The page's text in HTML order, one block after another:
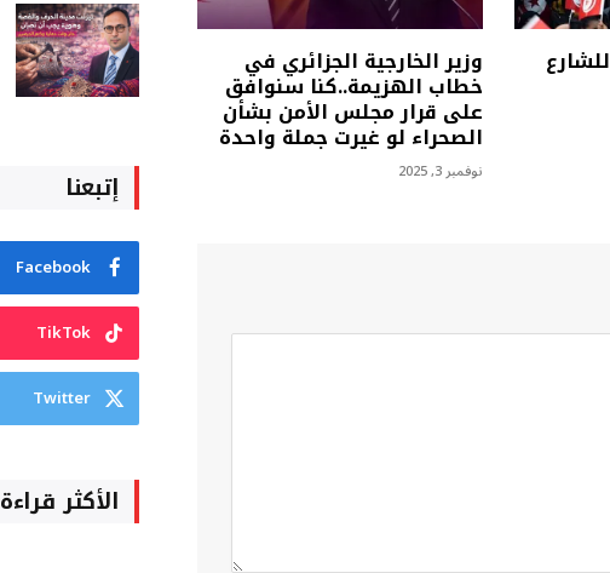
وزير الخارجية الجزائري في
خطاب الهزيمة..كنا سنوافق
على قرار مجلس الأمن بشأن
الصحراء لو غيرت جملة واحدة
نوفمبر 3, 2025 إتبعنا
Facebook
TikTok
Twitter
الأكثر قراءة